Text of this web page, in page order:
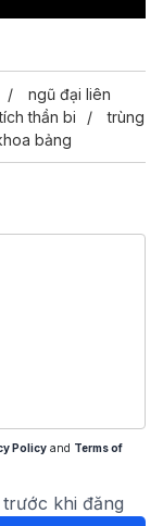
ngũ đại liên
thần bi
trùng
bảng
Policy and Terms of
khi đăng